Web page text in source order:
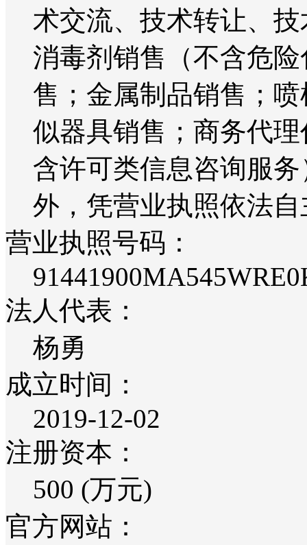
术交流、技术转让、
消毒剂销售（不含危
售；金属制品销售；
似器具销售；商务代
含许可类信息咨询服
外，凭营业执照依法
营业执照号码：
法人代表：
杨勇
成立时间：
2019-12-02
注册资本：
500 (万元)
官方网站：